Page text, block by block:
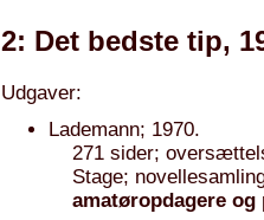
2: Det bedste tip,
Udgaver:
Lademann; 1970.
271 sider;
Stage;
amatøropdagere